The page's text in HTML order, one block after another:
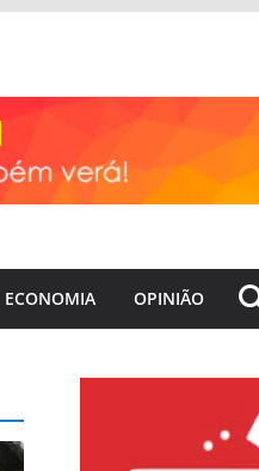
ECONOMIA OPINIÃO